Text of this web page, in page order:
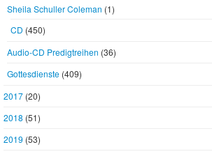
Sheila Schuller Coleman (1)
CD (450)
Audio-CD Predigtreihen (36)
Gottesdienste (409)
2017 (20)
2018 (51)
2019 (53)